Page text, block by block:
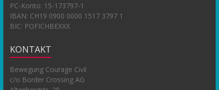
PC-Konto: 15-173797-1
IBAN: CH19 0900 0000 1517 3797 1
BIC: POFICHBEXXX
KONTAKT
Bewegung Courage Civil
c/o Border Crossing AG